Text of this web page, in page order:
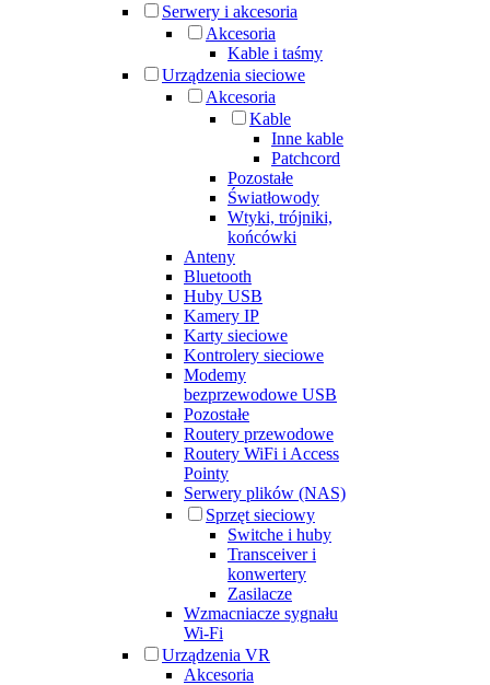
Serwery i akcesoria
Akcesoria
Kable i taśmy
Urządzenia sieciowe
Akcesoria
Kable
Inne kable
Patchcord
Pozostałe
Światłowody
Wtyki, trójniki,
końcówki
Anteny
Bluetooth
Huby USB
Kamery IP
Karty sieciowe
Kontrolery sieciowe
Modemy
bezprzewodowe USB
Pozostałe
Routery przewodowe
Routery WiFi i Access
Pointy
Serwery plików (NAS)
Sprzęt sieciowy
Switche i huby
Transceiver i
konwertery
Zasilacze
Wzmacniacze sygnału
Wi-Fi
Urządzenia VR
Akcesoria